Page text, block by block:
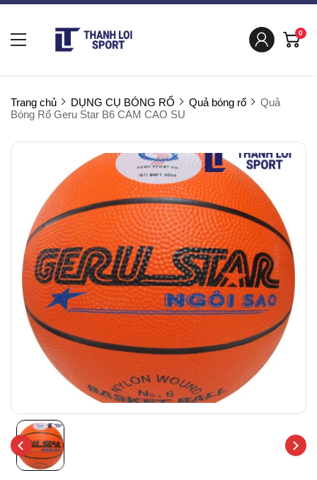
0
Trang chủ DỤNG CỤ BÓNG RỔ Quả bóng rổ
Quả
Bóng Rổ Geru Star B6 CAM CAO SU